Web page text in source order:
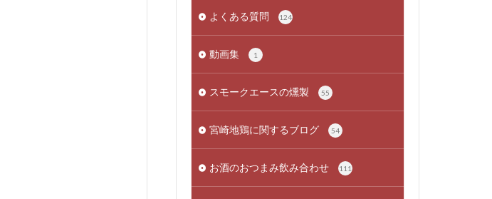
よくある質問 124
動画集 1
スモークエースの燻製 55
宮崎地鶏に関するブログ 54
お酒のおつまみ飲み合わせ 111